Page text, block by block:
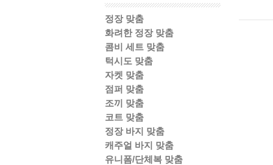
정장 맞춤
화려한 정장 맞춤
콤비 세트 맞춤
턱시도 맞춤
자켓 맞춤
점퍼 맞춤
조끼 맞춤
코트 맞춤
정장 바지 맞춤
캐주얼 바지 맞춤
유니폼/단체복 맞춤